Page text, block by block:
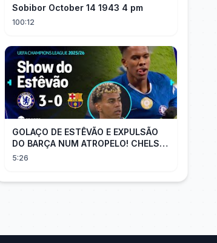
Sobibor October 14 1943 4 pm
100:12
GOLAÇO DE ESTÊVÃO E EXPULSÃO
DO BARÇA NUM ATROPELO! CHELSEA
3X0 BARCELONA - MELHORES
5:26